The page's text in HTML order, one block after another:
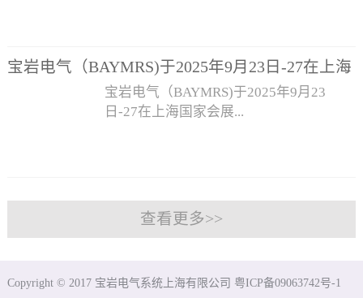
EMC屏蔽夹及解决方案· RFID读写器· 电
缆整理板· 重载连接器等
会”，展位号：15H-B063，欢迎各位莅临
指导！此次展会展出产品有：· I/O现场总
线模块——独立模块、IO-LINK主/从站、
阀岛、插片式I/O模块· 电缆引入系统（穿
缆整理板· 重载连接器等
宝岩电气（BAYMRS)于2025年9月23日-27在上海
国家会展中心参加为期5天的“工业博览会”，展位
号：5.1H-B061，欢迎各位莅临指导！
宝岩电气（BAYMRS)于2025年9月23
日-27在上海国家会展...
次展会展出产品有：· I/O现场总线模块
——独立模块、IO-LINK主/从站、阀岛、
圆形连接器· M23/M40信号连接器、伺服
Copyright © 2017 宝岩电气系统上海有限公司 粤ICP备09063742号-1